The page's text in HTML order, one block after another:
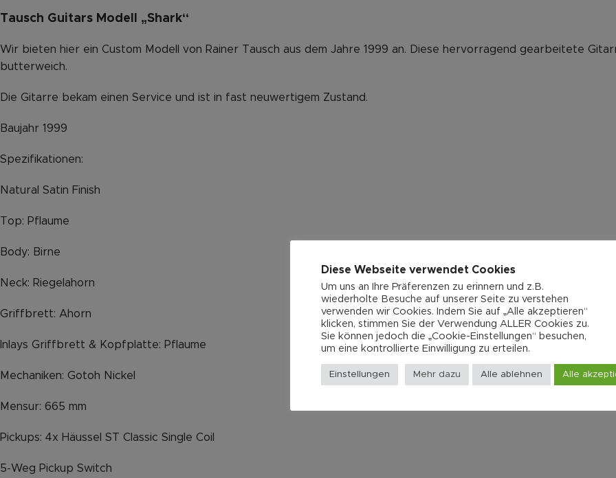
Tausch Guitars Modell „Shark“
Wir bieten hier ein Custom Modell von Rainer Tausch aus dem Jahre 1999 an. Diese hervorragend gearbeitete
butterweich.
Die Gitarre bekam einen Service und ist in fast neuwertigem Zustand.
Baujahr 1999
Spezifikationen:
Natural Satin Finish
Top: Pflaume
Body: Birne
Neck: Riegelahorn
Griffbrett: Ahorn
Inlays Griffbrett & Kopfplatte: Pflaume
Mechaniken: Gotoh Nickel
Mensur: 665 mm
Pickups: 4x Häussel ST Classic Single Coil
5-Weg Pickup Switch
Diese Webseite verwendet Cookies
Um uns an Ihre Präferenzen zu erinnern und z.B.
wiederholte Besuche auf unserer Seite zu verstehen
verwenden wir Cookies. Indem Sie auf „Alle akzeptieren“
klicken, stimmen Sie der Verwendung ALLER Cookies zu.
Sie können jedoch die „Cookie-Einstellungen“ besuchen,
um eine kontrollierte Einwilligung zu erteilen.
Einstellungen Mehr dazu Alle ablehnen Alle